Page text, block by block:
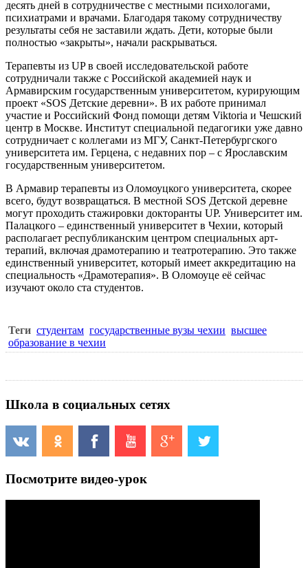
десять дней в сотрудничестве с местными психологами,
психиатрами и врачами. Благодаря такому сотрудничеству
результаты себя не заставили ждать. Дети, которые были
полностью «закрыты», начали раскрываться.
Терапевты из UP в своей исследовательской работе
сотрудничали также с Российской академией наук и
Армавирским государственным университетом, курирующим
проект «SOS Детские деревни». В их работе принимал
участие и Российский Фонд помощи детям Viktoria и Чешский
центр в Москве. Институт специальной педагогики уже давно
сотрудничает с коллегами из МГУ, Санкт-Петербургского
университета им. Герцена, с недавних пор – с Ярославским
государственным университетом.
В Армавир терапевты из Оломоуцкого университета, скорее
всего, будут возвращаться. В местной SOS Детской деревне
могут проходить стажировки докторанты UP. Университет им.
Палацкого – единственный университет в Чехии, который
располагает республиканским центром специальных арт-
терапий, включая драмотерапию и театротерапию. Это также
единственный университет, который имеет аккредитацию на
специальность «Драмотерапия». В Оломоуце её сейчас
изучают около ста студентов.
Теги студентам государственные вузы чехии высшее
образование в чехии
Школа в социальных сетях
Посмотрите видео-урок